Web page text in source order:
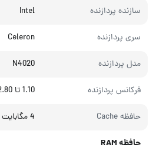
سازنده پردازنده Intel
سری پردازنده Celeron
مدل پردازنده N4020
فرکانس پردازنده 1.10 تا 2.80 گیگاهرتز
حافظه Cache 4 مگابایت
حافظه RAM